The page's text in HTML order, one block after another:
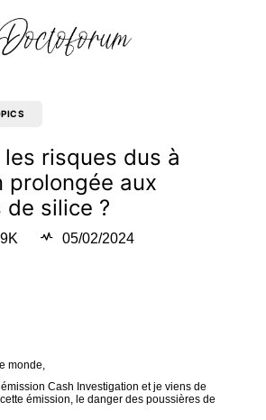
prolongée aux
de silice ?
05/02/2024
monde,
Cash Investigation et je viens de
émission, le danger des poussières de